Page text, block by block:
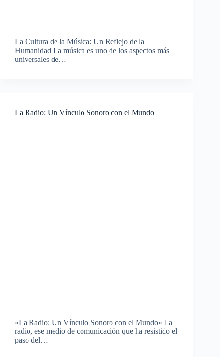
La Cultura de la Música: Un Reflejo de la
Humanidad La música es uno de los aspectos más
universales de…
La Radio: Un Vínculo Sonoro con el Mundo
«La Radio: Un Vínculo Sonoro con el Mundo» La
radio, ese medio de comunicación que ha resistido el
paso del…